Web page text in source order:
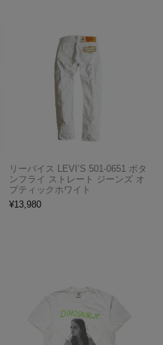
リーバイス LEVI’S 501-0651 ボタ
ンフライ ストレート ジーンズ オ
プティックホワイト
¥13,980